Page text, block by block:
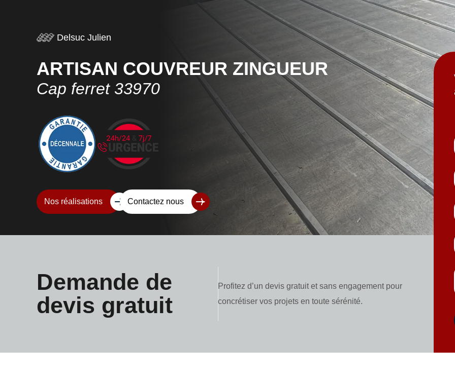
Delsuc Julien
Artisan couvreur zingueur
Cap ferret 33970
Nos réalisations Contactez nous
Demande de
devis gratuit
Profitez d’un devis gratuit et sans engagement pour
concrétiser vos projets en toute sérénité.